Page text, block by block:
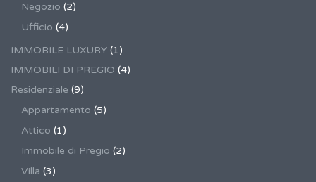
Negozio (2)
Ufficio (4)
IMMOBILE LUXURY (1)
IMMOBILI DI PREGIO (4)
Residenziale (9)
Appartamento (5)
Attico (1)
Immobile di Pregio (2)
Villa (3)